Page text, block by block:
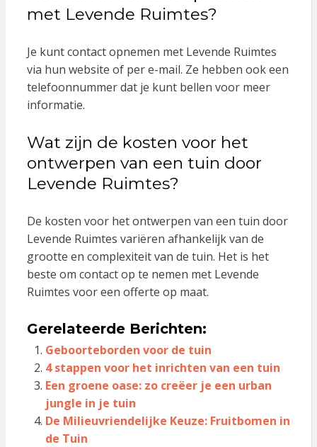
met Levende Ruimtes?
Je kunt contact opnemen met Levende Ruimtes
via hun website of per e-mail. Ze hebben ook een
telefoonnummer dat je kunt bellen voor meer
informatie.
Wat zijn de kosten voor het
ontwerpen van een tuin door
Levende Ruimtes?
De kosten voor het ontwerpen van een tuin door
Levende Ruimtes variëren afhankelijk van de
grootte en complexiteit van de tuin. Het is het
beste om contact op te nemen met Levende
Ruimtes voor een offerte op maat.
Gerelateerde Berichten:
Geboorteborden voor de tuin
4 stappen voor het inrichten van een tuin
Een groene oase: zo creëer je een urban
jungle in je tuin
De Milieuvriendelijke Keuze: Fruitbomen in
de Tuin